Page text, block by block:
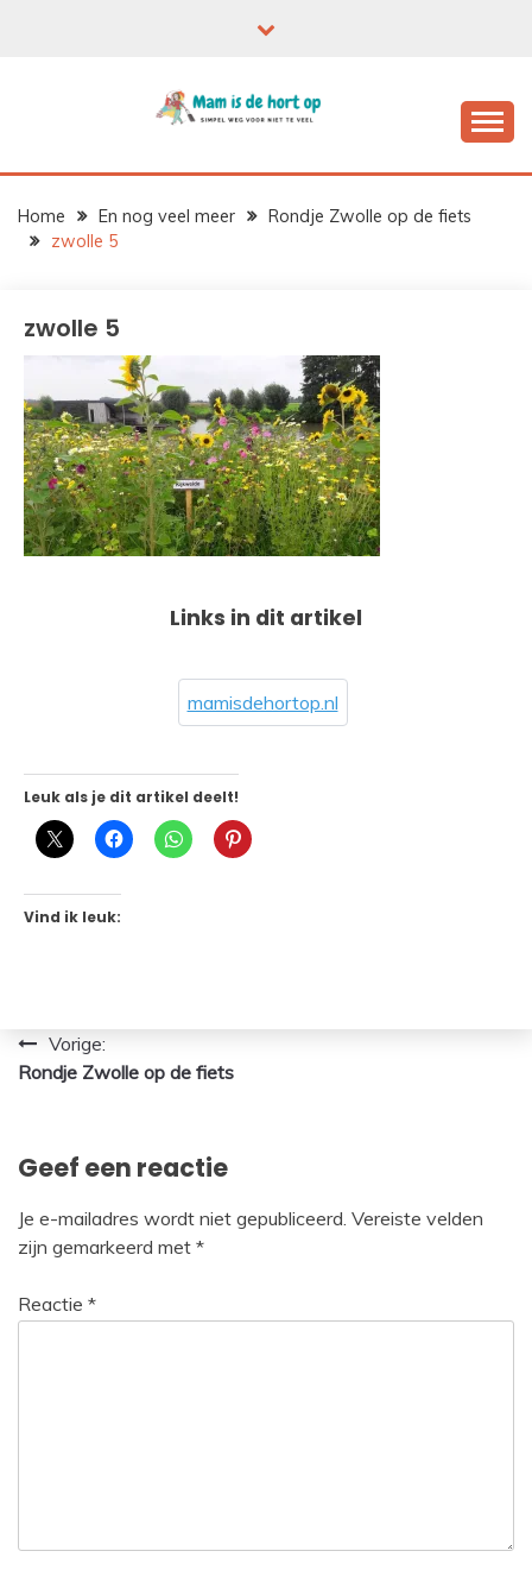
Home En nog veel meer
Rondje Zwolle op de fiets
zwolle 5
zwolle 5
Links in dit artikel
mamisdehortop.nl
Leuk als je dit artikel deelt!
Vind ik leuk:
Bericht
navigatie
Vorige:
Rondje Zwolle op de fiets
Geef een reactie
Je e-mailadres wordt niet gepubliceerd. Vereiste velden
zijn gemarkeerd met *
Reactie *